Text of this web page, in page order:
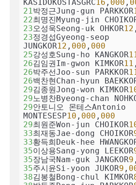
KASIDOKOSTASGRC16 , 000 ,
21박정근Jung-gun PARKKOR
22최명진Myung-jin
23오성욱Seong-uk OHKOR12 ,
23정경섭Gyeong-seop
JUNGKOR12 , 000 , 000
25강성호Sung-ho KANGKOR
26김임권Im-gwon KIMKOR11 ,
26박주선Joo-sun PARKKOR
26백찬현Chan-hyun
29김종원Jong-won KIMKOR
29노병찬Byeong-chan
29안토니오 몬테스Antonio
MONTESESP10 , 000 , 000
29최원준Won-jun CHOIKOR
33최재동Jae-dong CHOIKOR
33황득희Deuk-hee
35이상용Sang-yong LEEKOR
35장남국Nam-guk JANGKOR9 ,
35주시윤Si-yoon JUKOR9 ,
38김봉철Bong-chul KIMKOR